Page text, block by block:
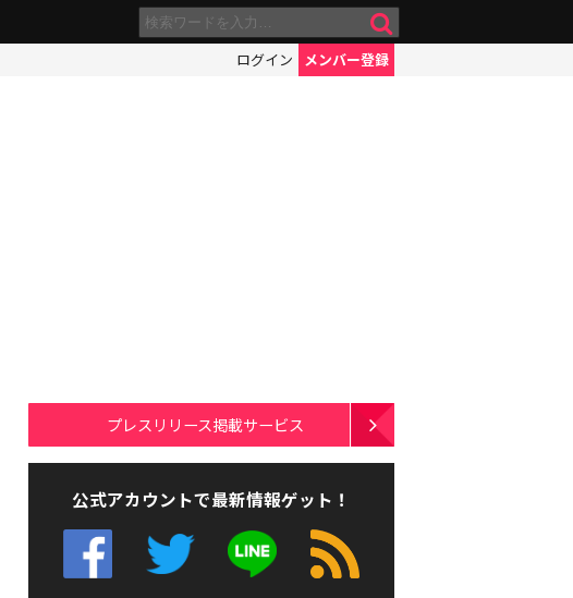
ログイン メンバー登録
プレスリリース掲載サービス
公式アカウントで最新情報ゲット！